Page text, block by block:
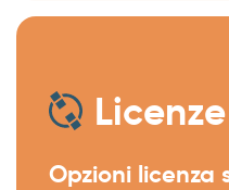
Licenze
Opzioni licenza